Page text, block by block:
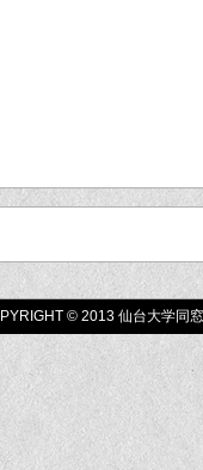
© 2013 仙台大学同